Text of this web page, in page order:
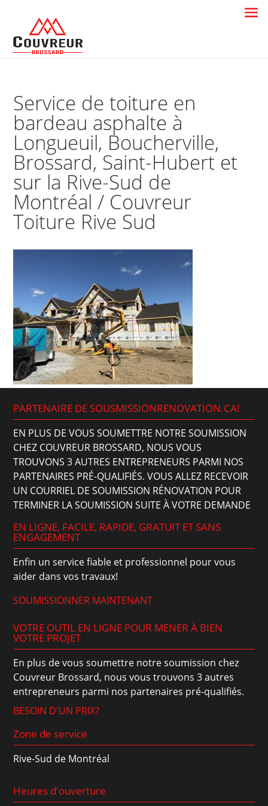
Service de toiture en
bardeau asphalte à
Longueuil, Boucherville,
Brossard, Saint-Hubert et
sur la Rive-Sud de
Montréal / Couvreur
Toiture Rive Sud
PARTENAIRE DE SOUSMISSIONRENOVATION.CA!
EN PLUS DE VOUS SOUMETTRE NOTRE SOUMISSION
CHEZ COUVREUR BROSSARD, NOUS VOUS
TROUVONS 3 AUTRES ENTREPRENEURS PARMI NOS
PARTENAIRES PRÉ-QUALIFIÉS. VOUS ALLEZ RECEVOIR
UN COURRIEL DE SOUMISSION RÉNOVATION POUR
TERMINER LA SOUMISSION SUITE À VOTRE DEMANDE
EN LIGNE, FACILE, RAPIDE, GRATUIT ET SANS
ENGAGEMENT
Enfin un service fiable et professionnel pour vous
aider dans vos travaux!
SOUMISSIONNER MAINTENANT
VOTRE OUTIL EN LIGNE POUR MENER À BIEN
VOTRE PROJET
En plus de vous soumettre notre soumission chez
Couvreur Brossard, nous vous trouvons 3 autres
entrepreneurs parmi nos partenaires pré-qualifiés.
BESOIN D'UN PRIX?
Zone de service
Rive-Sud de Montréal
Heures d'ouverture